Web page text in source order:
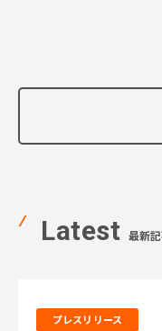
Latest 最新
プレスリリース